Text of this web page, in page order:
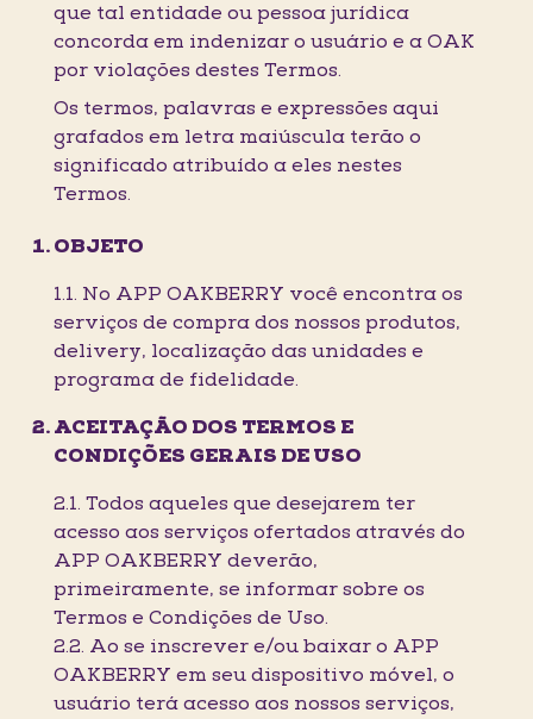
que tal entidade ou pessoa jurídica
concorda em indenizar o usuário e a OAK
por violações destes Termos.
Os termos, palavras e expressões aqui
grafados em letra maiúscula terão o
significado atribuído a eles nestes
Termos.
OBJETO
1.1. No APP OAKBERRY você encontra os
serviços de compra dos nossos produtos,
delivery, localização das unidades e
programa de fidelidade.
ACEITAÇÃO DOS TERMOS E
CONDIÇÕES GERAIS DE USO
2.1. Todos aqueles que desejarem ter
acesso aos serviços ofertados através do
APP OAKBERRY deverão,
primeiramente, se informar sobre os
Termos e Condições de Uso.
2.2. Ao se inscrever e/ou baixar o APP
OAKBERRY em seu dispositivo móvel, o
usuário terá acesso aos nossos serviços,